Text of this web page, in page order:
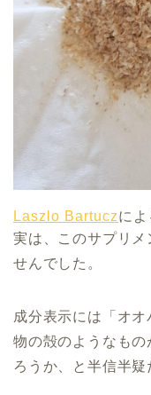
Laszlo Bartuczによ
実は、このサプリメ
せんでした。
成分表示には「オ
物の殻のようなも
ろうか、と半信半疑